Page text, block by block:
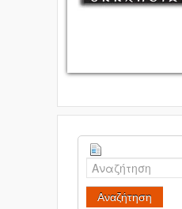
Αναζήτηση